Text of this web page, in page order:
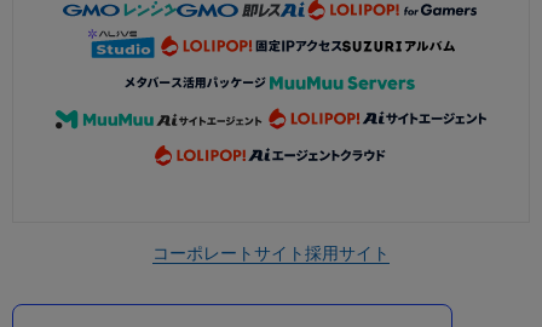
コーポレートサイト採用サイト